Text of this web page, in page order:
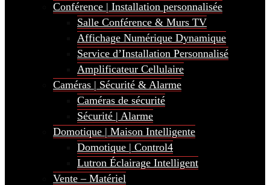
Conférence | Installation personnalisée
Salle Conférence & Murs TV
Affichage Numérique Dynamique
Service d’Installation Personnalisé
Amplificateur Cellulaire
Caméras | Sécurité & Alarme
Caméras de sécurité
Sécurité | Alarme
Domotique | Maison Intelligente
Domotique | Control4
Lutron Éclairage Intelligent
Vente – Matériel